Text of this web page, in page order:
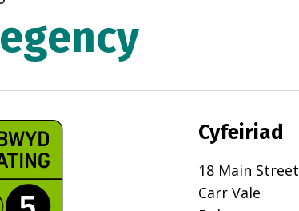
Cyfeiriad
18 Main Street
Carr Vale